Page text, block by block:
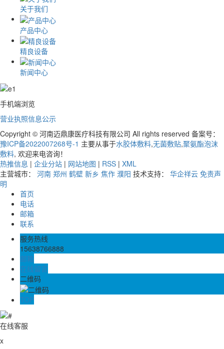
关于我们
产品中心
精良设备
新闻中心
手机端浏览
营业执照信息公示
Copyright © 河南迈鼎康医疗科技有限公司 All rights reserved 备案号：
豫ICP备2022007268号-1 主要从事于水胶体敷料,无菌敷贴,聚氨酯泡沫
敷料, 欢迎来电咨询！
热推信息 | 企业分站 | 网站地图 | RSS | XML
主营城市： 河南 郑州 鹤壁 新乡 焦作 濮阳 技术支持： 华企祥云 免责声
明
首页
电话
邮箱
联系
服务热线
15638766888
邮箱
在线留言
二维码
TOP
在线客服
x